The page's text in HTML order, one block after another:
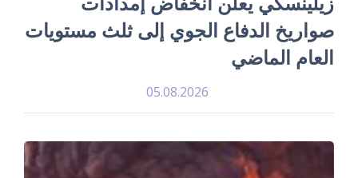
صواريخ الدفاع الجوي إلى ثلث مستويات
العام الماضي
05.08.2026